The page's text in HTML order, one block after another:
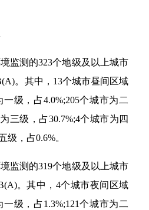
监测的323个地级及以上城市
。其中，13个城市昼间区域
级，占4.0%;205个城市为二
三级，占30.7%;4个城市为四
级，占0.6%。
监测的319个地级及以上城市
。其中，4个城市夜间区域
级，占1.3%;121个城市为二